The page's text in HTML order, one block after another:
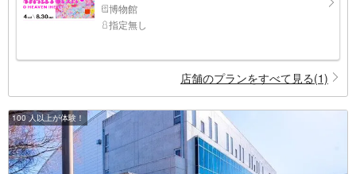
博物館
指定無し
店舗のプランをすべて見る(1)
100 人以上が体験！